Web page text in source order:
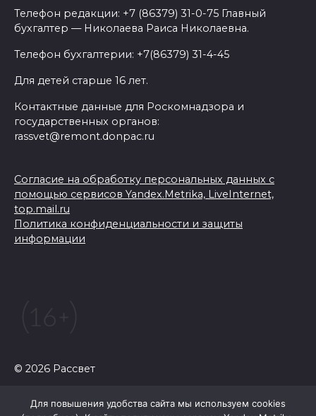
Телефон редакции: +7 (86379) 31-0-75 Главный
бухгалтер — Николаева Раиса Николаевна.
Телефон бухгалтерии: +7(86379) 31-4-45
Для детей старше 16 лет.
Контактные данные для Роскомнадзора и
государственных органов:
rassvet@remont.donpac.ru
Согласие на обработку персональных данных с
помощью сервисов Yandex.Metrika, LiveInternet,
top.mail.ru
Политика конфиденциальности и защиты
информации
© 2026 Рассвет
Для повышения удобства сайта мы используем cookies